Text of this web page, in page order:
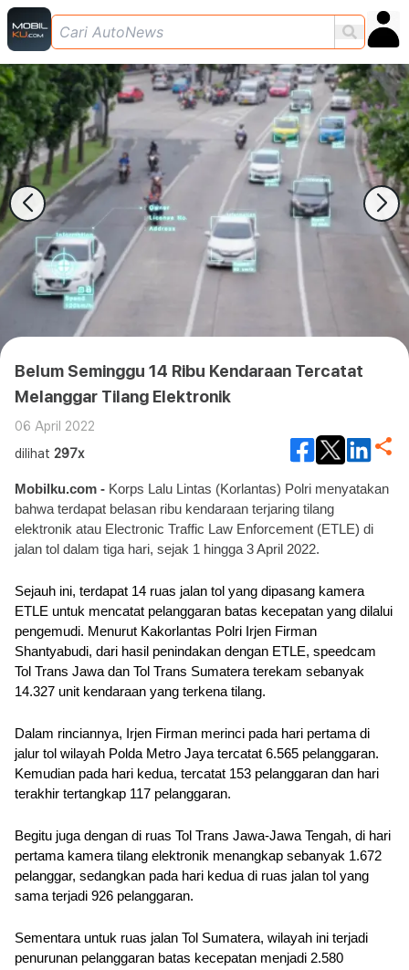
Belum Seminggu 14 Ribu Kendaraan Tercatat
Melanggar Tilang Elektronik
06 April 2022
dilihat 297x
Mobilku.com - Korps Lalu Lintas (Korlantas) Polri menyatakan
bahwa terdapat belasan ribu kendaraan terjaring tilang
elektronik atau Electronic Traffic Law Enforcement (ETLE) di
jalan tol dalam tiga hari, sejak 1 hingga 3 April 2022.
Sejauh ini, terdapat 14 ruas jalan tol yang dipasang kamera
ETLE untuk mencatat pelanggaran batas kecepatan yang dilalui
pengemudi. Menurut Kakorlantas Polri Irjen Firman
Shantyabudi, dari hasil penindakan dengan ETLE, speedcam
Tol Trans Jawa dan Tol Trans Sumatera terekam sebanyak
14.327 unit kendaraan yang terkena tilang.
Dalam rinciannya, Irjen Firman merinci pada hari pertama di
jalur tol wilayah Polda Metro Jaya tercatat 6.565 pelanggaran.
Kemudian pada hari kedua, tercatat 153 pelanggaran dan hari
terakhir tertangkap 117 pelanggaran.
Begitu juga dengan di ruas Tol Trans Jawa-Jawa Tengah, di hari
pertama kamera tilang elektronik menangkap sebanyak 1.672
pelanggar, sedangkan pada hari kedua di ruas jalan tol yang
sama terjadi 926 pelanggaran.
Sementara untuk ruas jalan Tol Sumatera, wilayah ini terjadi
penurunan pelanggaran batas kecepatan menjadi 2.580